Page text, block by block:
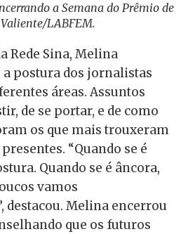
a Semana do Prêmio de
LABFEM.
Rede Sina, Melina
postura dos jornalistas
áreas. Assuntos
de se portar, e de como
os que mais trouxeram
“Quando se é
Quando se é âncora,
vamos
destacou. Melina encerrou
que os futuros